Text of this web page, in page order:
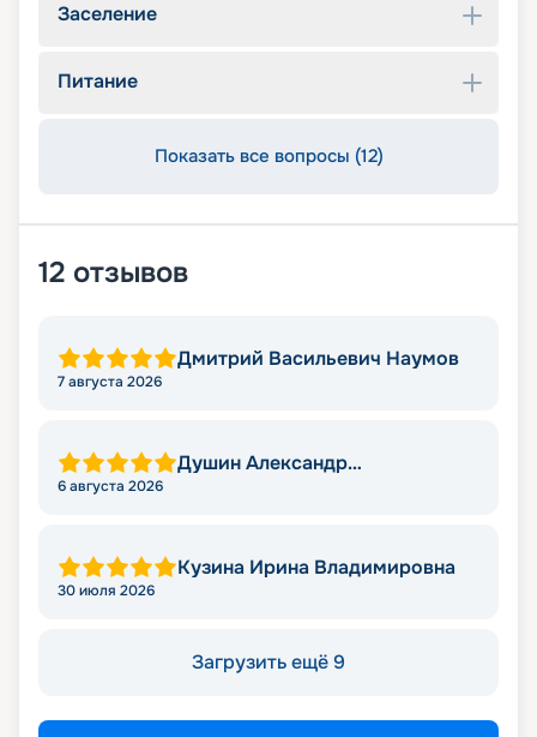
Заселение
Питание
Показать все вопросы (12)
12 отзывов
Дмитрий Васильевич Наумов
7 августа 2026
Душин Александр
6 августа 2026
Кузина Ирина Владимировна
30 июля 2026
Загрузить ещё 9